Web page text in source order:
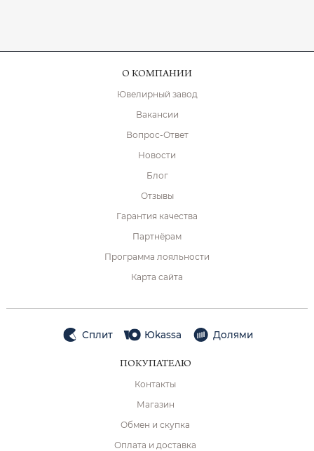
О КОМПАНИИ
Ювелирный завод
Вакансии
Вопрос-Ответ
Новости
Блог
Отзывы
Гарантия качества
Партнёрам
Программа лояльности
Карта сайта
Сплит Юkassa Долями
ПОКУПАТЕЛЮ
Контакты
Магазин
Обмен и скупка
Оплата и доставка